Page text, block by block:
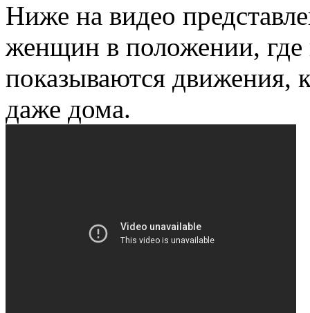
Ниже на видео
женщин в положении,
показываются движения,
даже дома.